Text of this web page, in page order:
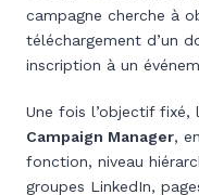
campagne cherche à
téléchargement d’un
inscription à un
Une fois l’objectif fixé,
Campaign Manager,
fonction, niveau
groupes LinkedIn,